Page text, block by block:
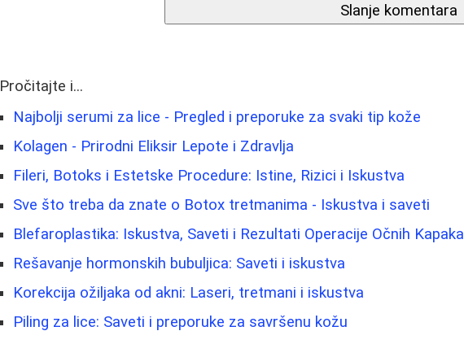
Slanje komentara
Pročitajte i...
Najbolji serumi za lice - Pregled i preporuke za svaki tip kože
Kolagen - Prirodni Eliksir Lepote i Zdravlja
Fileri, Botoks i Estetske Procedure: Istine, Rizici i Iskustva
Sve što treba da znate o Botox tretmanima - Iskustva i saveti
Blefaroplastika: Iskustva, Saveti i Rezultati Operacije Očnih Kapaka
Rešavanje hormonskih bubuljica: Saveti i iskustva
Korekcija ožiljaka od akni: Laseri, tretmani i iskustva
Piling za lice: Saveti i preporuke za savršenu kožu